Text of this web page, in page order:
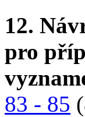
12.
pro
83 - 85